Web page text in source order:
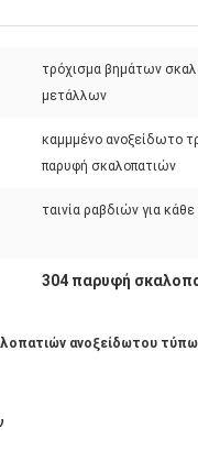
τρόχισμα βημάτων
μετάλλων
καμμμένο ανοξείδωτο
παρυφή σκαλοπατιών
ταινία ραβδιών για κάθε
304 παρυφή
ανοξείδωτου